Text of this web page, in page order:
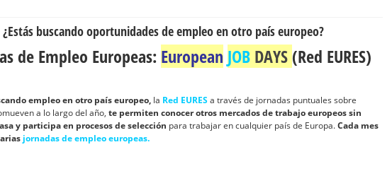
¿Estás buscando oportunidades de empleo en otro país europeo?
de Empleo Europeas: European JOBDAYS (Red EURES)
empleo en otro país europeo,la Red EURES a través de jornadas puntuales sobre
a lo largo del año, te permiten conocer otros mercados de trabajo europeos sin
y participa en procesos de selección para trabajar en cualquier país de Europa.Cada mes
jornadas de empleo europeas.